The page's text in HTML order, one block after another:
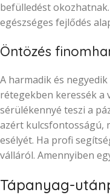
befülledést okozhatnak.
egészséges fejlődés
Öntözés
A harmadik és
rétegekben keressék a
sérülékennyé teszi a
azért kulcsfontosságú,
esélyét. Ha profi
válláról. Amennyiben
Tápanyag-